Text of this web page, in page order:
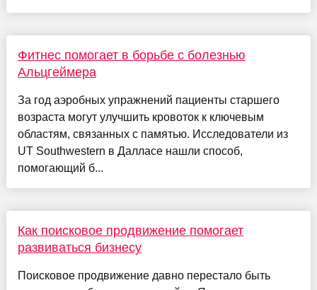
Фитнес помогает в борьбе с болезнью
Альцгеймера
За год аэробных упражнений пациенты старшего
возраста могут улучшить кровоток к ключевым
областям, связанных с памятью. Исследователи из
UT Southwestern в Далласе нашли способ,
помогающий б...
Как поисковое продвижение помогает
развиваться бизнесу
Поисковое продвижение давно перестало быть